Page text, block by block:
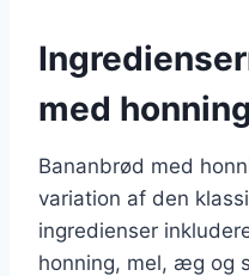
med honning
Bananbrød med
variation af den
ingredienser
honning, mel, æg og